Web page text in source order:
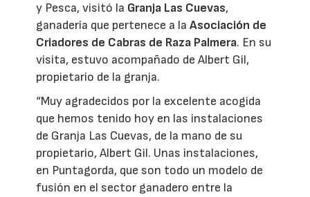
y Pesca, visitó la Granja Las Cuevas,
ganadería que pertenece a laAsociación de
Criadores de Cabras de Raza Palmera. En su
visita, estuvo acompañado de Albert Gil,
propietario de la granja.
“Muy agradecidos por la excelente acogida
que hemos tenido hoy en las instalaciones
de Granja Las Cuevas, de la mano de su
propietario, Albert Gil. Unas instalaciones,
en Puntagorda, que son todo un modelo de
fusión en el sector ganadero entre la